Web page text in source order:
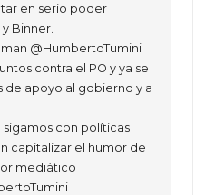
en serio poder
Binner.
@HumbertoTumini
contra el PO y ya se
de apoyo al gobierno y a
sigamos con políticas
capitalizar el humor de
mediático